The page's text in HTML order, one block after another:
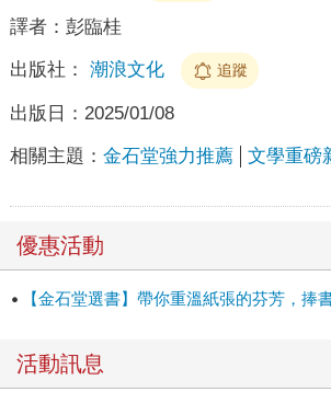
譯者： 彭臨桂
出版社： 潮浪文化 追蹤
出版日： 2025/01/08
相關主題： 金石堂強力推薦 文學重磅
優惠活動
【金石堂選書】帶你重溫紙張的芬芳，捧
活動訊息